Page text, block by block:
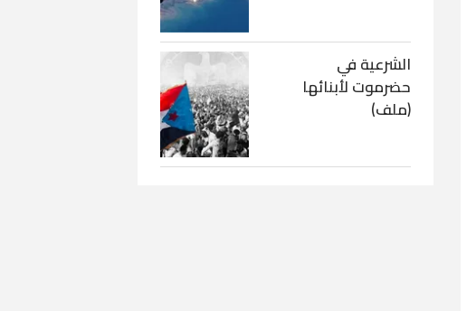
الشرعية في
حضرموت لأبنائها
(ملف)